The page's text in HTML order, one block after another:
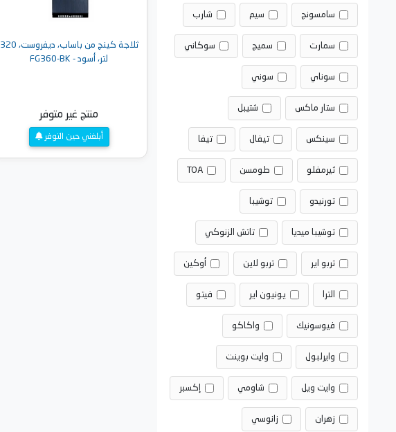
سامسونج سيم شارب
سمارت سميج سوكاني
سوناي سوني
ستار ماكس شتيبل
سينكس تيفال تيفا
ثيرمفلو طومسن TOA
تورنيدو توشيبا
توشيبا ميديا تاتش الزنوكي
تربو اير تربو لاين أوكين
الترا يونيون اير فيتو
فيوسونيك واكاكو
وايرلبول وايت بوينت
وايت ويل شاومي إكسبر
زهران زانوسي
ثلاجة كينج من باساب، ديفروست، 320
لتر، أسود - FG360-BK
منتج غير متوفر
أبلغني حين التوفر